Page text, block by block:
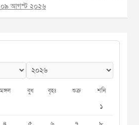
০৯ আগস্ট ২০২৬
মঙ্গল বুধ বৃহঃ শুক্র শনি
১